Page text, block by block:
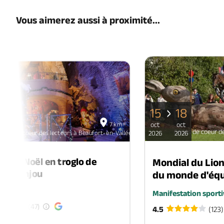
Vous aimerez aussi à proximité...
7 km
de coeur des lecteurs à Beaufort-en-Vallée
de Noël en troglo de
en-Anjou
(47)
Coups de coeur
15
oct
2026
18
oct
2026
Mondial du
du monde
Manifestation
4.5
(123)